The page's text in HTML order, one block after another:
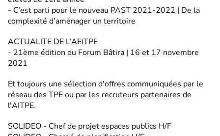
- C’est parti pour le nouveau PAST 2021-2022 | De la
complexité d’aménager un territoire
ACTUALITE DE L’AEITPE
- 21ème édition du Forum Bâtira | 16 et 17 novembre
2021
Et toujours une sélection d'offres communiquées par le
réseau des TPE ou par les recruteurs partenaires de
l'AITPE.
SOLIDEO - Chef de projet espaces publics H/F